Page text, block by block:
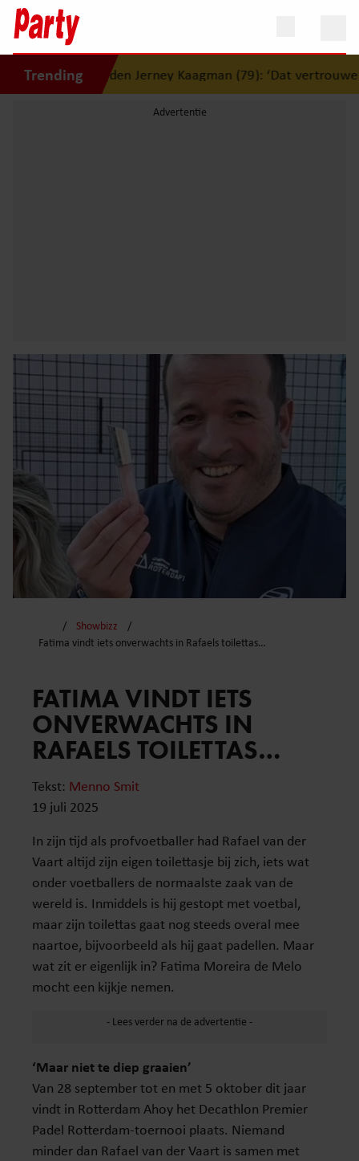
Trending
Jerney Kaagman (79): ‘Dat vertrouwen zal ik nooit
Showbizz
Fatima vindt iets onverwachts in Rafaels toilettas…
FATIMA VINDT IETS
ONVERWACHTS IN
RAFAELS TOILETTAS…
Tekst: Menno Smit
19 juli 2025
In zijn tijd als profvoetballer had Rafael van der
Vaart altijd zijn eigen toilettasje bij zich, iets wat
onder voetballers de normaalste zaak van de
wereld is. Inmiddels is hij gestopt met voetbal,
maar zijn toilettas gaat nog steeds overal mee
naartoe, bijvoorbeeld als hij gaat padellen. Maar
wat zit er eigenlijk in? Fatima Moreira de Melo
mocht een kijkje nemen.
‘Maar niet te diep graaien’
Van 28 september tot en met 5 oktober dit jaar
vindt in Rotterdam Ahoy het Decathlon Premier
Padel Rotterdam-toernooi plaats. Niemand
minder dan Rafael van der Vaart is samen met